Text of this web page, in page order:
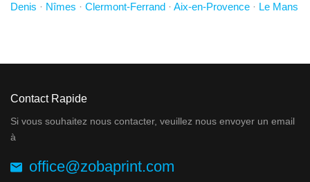
Denis · Nîmes · Clermont-Ferrand · Aix-en-Provence · Le Mans
Contact Rapide
Si vous souhaitez nous contacter, veuillez nous envoyer un email
à
office@zobaprint.com